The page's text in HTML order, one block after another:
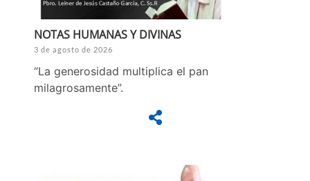
NOTAS HUMANAS Y DIVINAS
3 de agosto de 2026
“La generosidad multiplica el pan
milagrosamente”.